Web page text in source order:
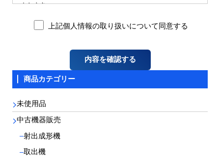
たします。
3. 個人情報の取得
個人情報を取得する際は、適切な範囲で適法かつ公正な手段で個人
(A) お問い合わせ
4. 個人情報の利用・提供
人情報をご提供いただきます。
(1) お客様へ提供するサービスにおいて利用するため。
(2) お客様よりお問い合わせいただいた内容に回答させていただ
くため。
(3) お客様よりご請求いただいた各種資料を発送させていただく
ため。
上記個人情報の取り扱いについて同意する
商品カテゴリー
未使用品
中古機器販売
射出成形機
取出機